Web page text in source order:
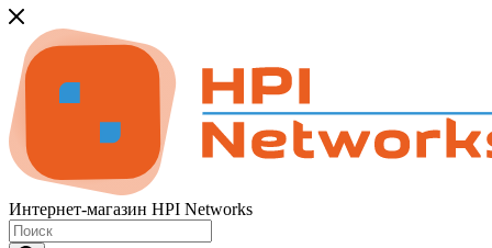
Интернет-магазин HPI Networks